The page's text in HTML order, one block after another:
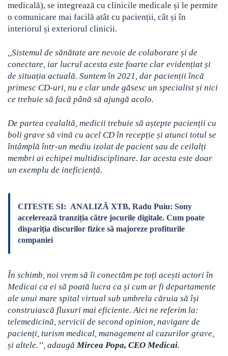
medicală), se integrează cu clinicile medicale și le permite
o comunicare mai facilă atât cu pacienții, cât și în
interiorul și exteriorul clinicii.
,,Sistemul de sănătate are nevoie de colaborare și de
conectare, iar lucrul acesta este foarte clar evidențiat și
de situația actuală. Suntem în 2021, dar pacienții încă
primesc CD-uri, nu e clar unde găsesc un specialist și nici
ce trebuie să facă până să ajungă acolo.
De partea cealaltă, medicii trebuie să aștepte pacienții cu
boli grave să vină cu acel CD în recepție și atunci totul se
întâmplă într-un mediu izolat de pacient sau de ceilalți
membri ai echipei multidisciplinare. Iar acesta este doar
un exemplu de ineficiență.
CITESTE SI: ANALIZĂ XTB, Radu Puiu: Sony
accelerează tranziția către jocurile digitale. Cum poate
dispariția discurilor fizice să majoreze profiturile
companiei
În schimb, noi vrem să îi conectăm pe toți acești actori în
Medicai ca ei să poată lucra ca și cum ar fi departamente
ale unui mare spital virtual sub umbrela căruia să își
construiască fluxuri mai eficiente. Aici ne referim la:
telemedicină, servicii de second opinion, navigare de
pacienți, turism medical, management al cazurilor grave,
și altele.’’, adaugăMircea Popa, CEO Medicai.